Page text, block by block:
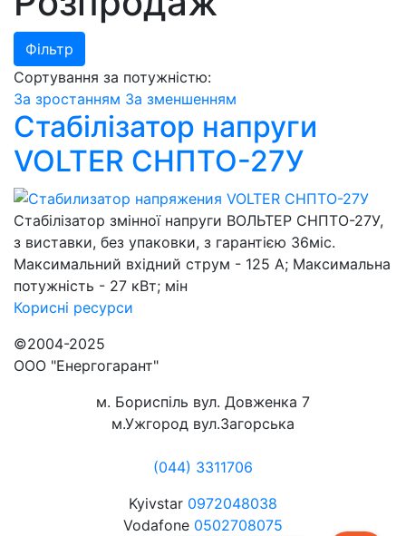
Фільтр
Сортування за потужністю:
За зростанням За зменшенням
Стабілізатор напруги
VOLTER СНПТО-27У
Стабілізатор змінної напруги ВОЛЬТЕР СНПТО-27У,
з виставки, без упаковки, з гарантією 36міс.
Максимальний вхідний струм - 125 А; Максимальна
потужність - 27 кВт; мін
Корисні ресурси
©2004-2025
ООО "Енергогарант"
м. Бориспіль вул. Довженка 7
м.Ужгород вул.Загорська
(044) 3311706
Kyivstar 0972048038
Vodafone 0502708075